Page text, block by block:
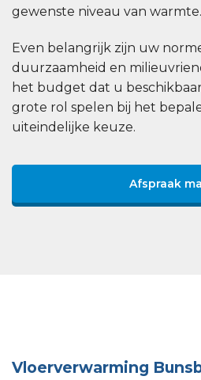
gewenste niveau van warmte.
Even belangrijk zijn uw
duurzaamheid en
het budget dat u
grote rol spelen bij het
uiteindelijke keuze.
Afspraak
Vloerverwarming